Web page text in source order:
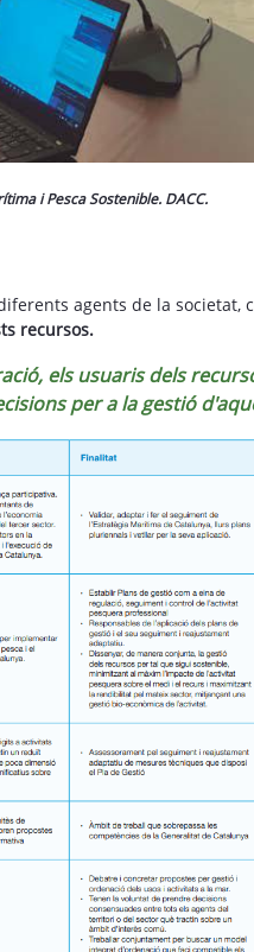
i Pesca Sostenible. DACC.
agents de la
recursos.
els usuaris dels
per a la gestió